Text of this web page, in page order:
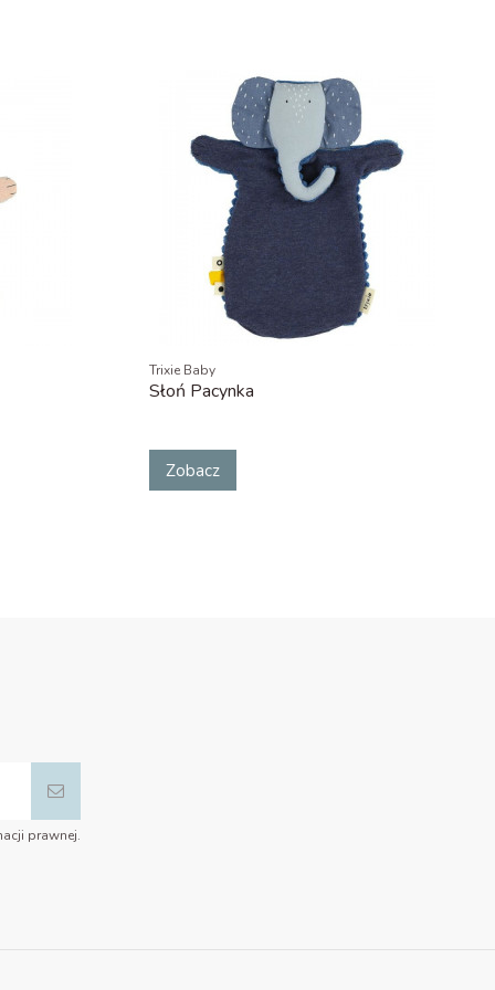
Trixie Baby
Słoń Pacynka
Zobacz
prawnej.